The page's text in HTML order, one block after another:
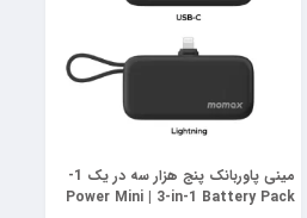
مینی پاوربانک پنج هزار سه در یک 1-
Power Mini | 3-in-1 Battery Pack